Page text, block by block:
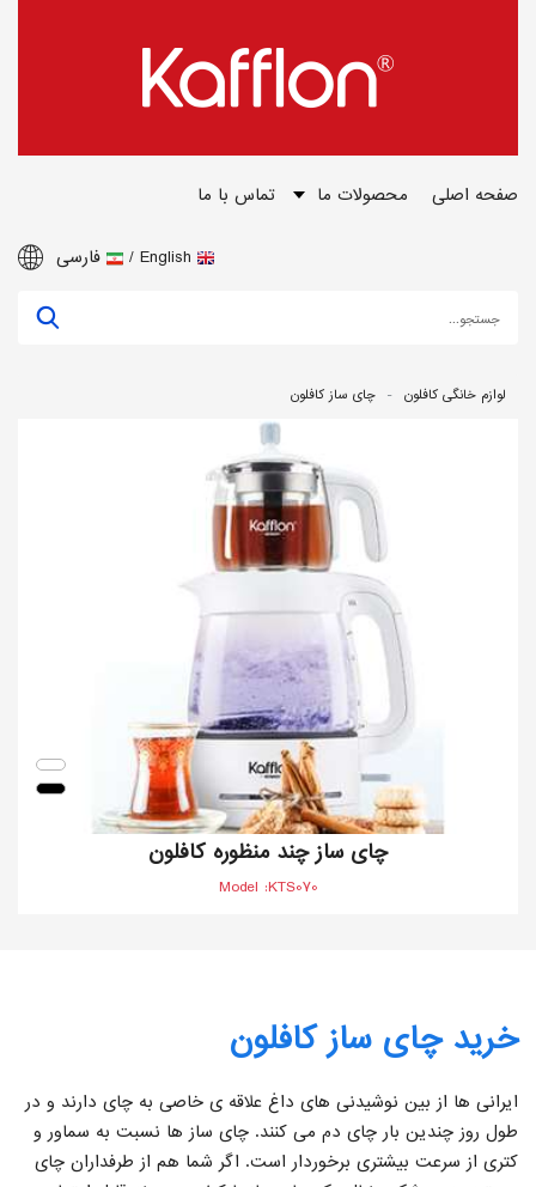
صفحه اصلی محصولات ما تماس با ما
English
لوازم خانگی کافلون چای ساز کافلون
چای ساز چند منظوره کافلون
Model :KTS070
خرید چای ساز کافلون
ایرانی ها از بین نوشیدنی های داغ علاقه ی خاصی به چای دارند و در
طول روز چندین بار چای دم می کنند. چای ساز ها نسبت به سماور و
کتری از سرعت بیشتری برخوردار است. اگر شما هم از طرفداران چای